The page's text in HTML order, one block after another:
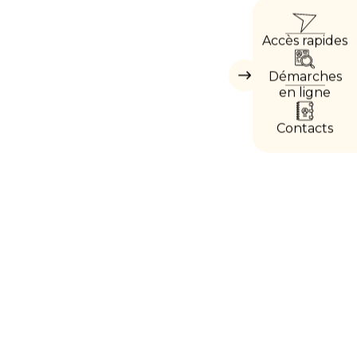
Masquer
Accès rapides
Démarches
en ligne
Contacts